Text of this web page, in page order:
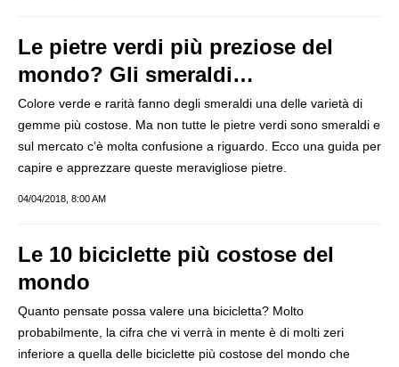
Le pietre verdi più preziose del
mondo? Gli smeraldi…
Colore verde e rarità fanno degli smeraldi una delle varietà di
gemme più costose. Ma non tutte le pietre verdi sono smeraldi e
sul mercato c’è molta confusione a riguardo. Ecco una guida per
capire e apprezzare queste meravigliose pietre.
04/04/2018, 8:00 AM
Le 10 biciclette più costose del
mondo
Quanto pensate possa valere una bicicletta? Molto
probabilmente, la cifra che vi verrà in mente è di molti zeri
inferiore a quella delle biciclette più costose del mondo che